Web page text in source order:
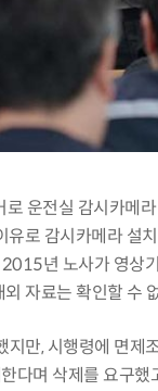
운전실 감시카메
로 감시카메라 설
2015년 노사가 영상
자료는 확인할 수
지만,시행령에 면제
다며 삭제를 요구했